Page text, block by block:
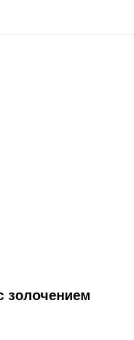
золочением